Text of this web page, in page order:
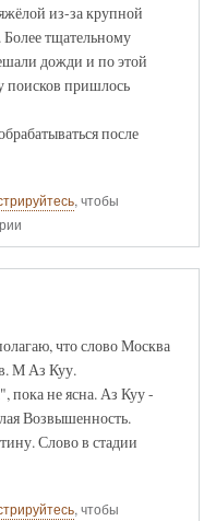
из-за крупной
тщательному
дожди и по этой
поисков пришлось
после
, чтобы
что слово Москва
М Аз Куу.
пока не ясна. Аз Куу -
Возвышенность.
Слово в стадии
, чтобы